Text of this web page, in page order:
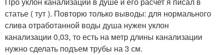
статье ( тут ). Повторю только выводы: для нормального
слива отработанной воды душа нужен уклон
канализации 0,03, то есть на метр длины канализации
нужно сделать подъем трубы на 3 см.